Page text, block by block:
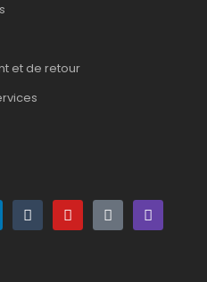
et de retour